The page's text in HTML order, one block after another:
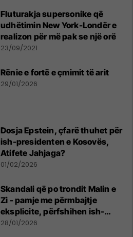
Fluturakja supersonike që
udhëtimin New York-Londër e
realizon për më pak se një orë
23/09/2021
Rënie e fortë e çmimit të arit
29/01/2026
Dosja Epstein, çfarë thuhet për
ish-presidenten e Kosovës,
Atifete Jahjaga?
01/02/2026
Skandali që po trondit Malin e
Zi - pamje me përmbajtje
eksplicite, përfshihen ish-
këshilltari i presidentit dhe
28/01/2026